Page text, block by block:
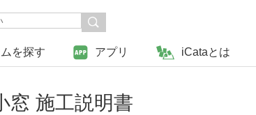
を探す アプリ iCataとは
施工説明書